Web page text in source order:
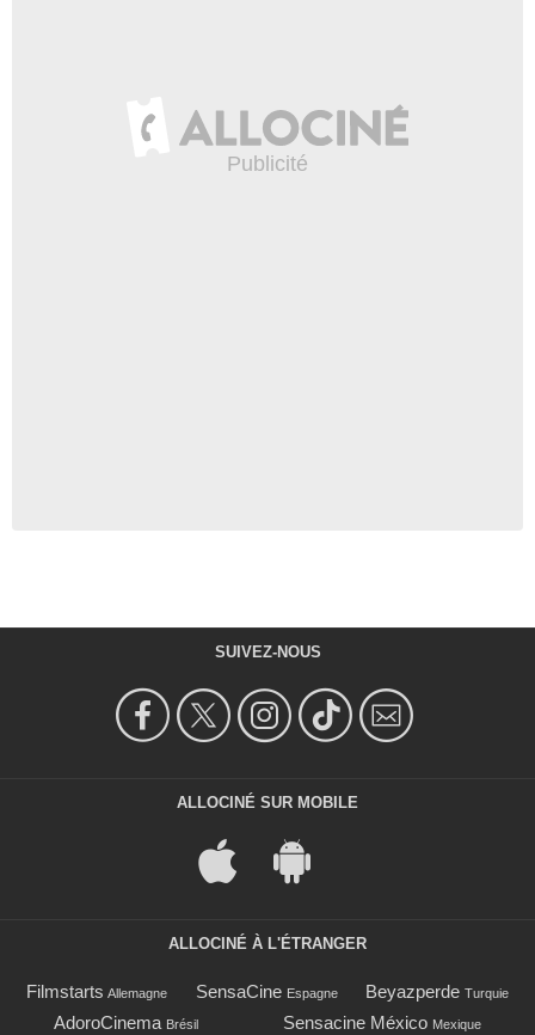
SUIVEZ-NOUS
ALLOCINÉ SUR MOBILE
ALLOCINÉ À L'ÉTRANGER
Filmstarts Allemagne SensaCine Espagne Beyazperde Turquie
AdoroCinema Brésil Sensacine México Mexique